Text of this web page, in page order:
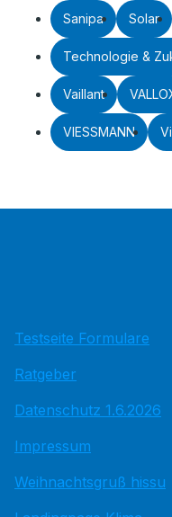
Sanipa Solar
Technologie &
Vaillant
VIESSMANN
Testseite Formulare
Ratgeber
Datenschutz 1.6.2026
Impressum
Weihnachtsgruß hissu